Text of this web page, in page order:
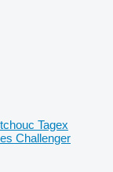
Tagex
Challenger